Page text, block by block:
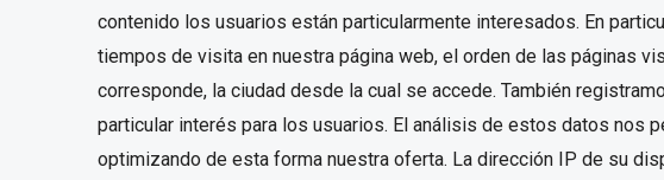
contenido los usuarios están particularmente interesados. En
tiempos de visita en nuestra página web, el orden de las páginas
corresponde, la ciudad desde la cual se accede. También
particular interés para los usuarios. El análisis de estos datos nos
optimizando de esta forma nuestra oferta. La dirección IP de su